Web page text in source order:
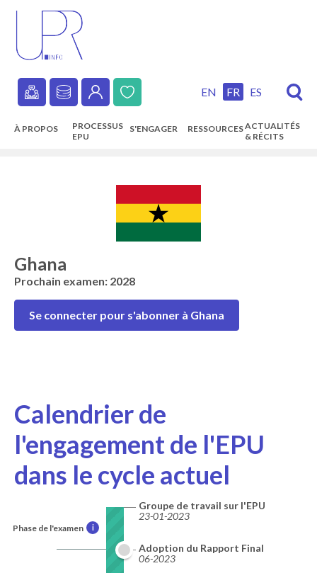
content
Secondary
navigation
EN FR ES
À PROPOS
PROCESSUS
EPU
S'ENGAGER RESSOURCESACTUALITÉS
& RÉCITS
Ghana
Prochain examen: 2028
Se connecter pour s'abonner à Ghana
Calendrier de
l'engagement de l'EPU
dans le cycle actuel
Phase de l'examen i
Groupe de travail sur l'EPU
23-01-2023
Adoption du Rapport Final
06-2023